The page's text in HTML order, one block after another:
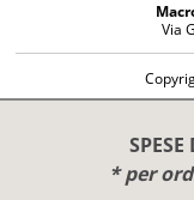
* per
Via